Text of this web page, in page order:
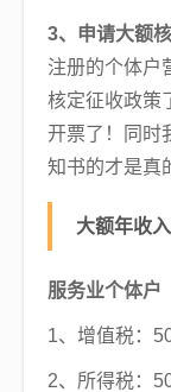
3、申请大额
注册的个体户
核定征收政策
开票了！同时
知书的才是真
大额年收
服务业个体户
1、增值税：
2、所得税：